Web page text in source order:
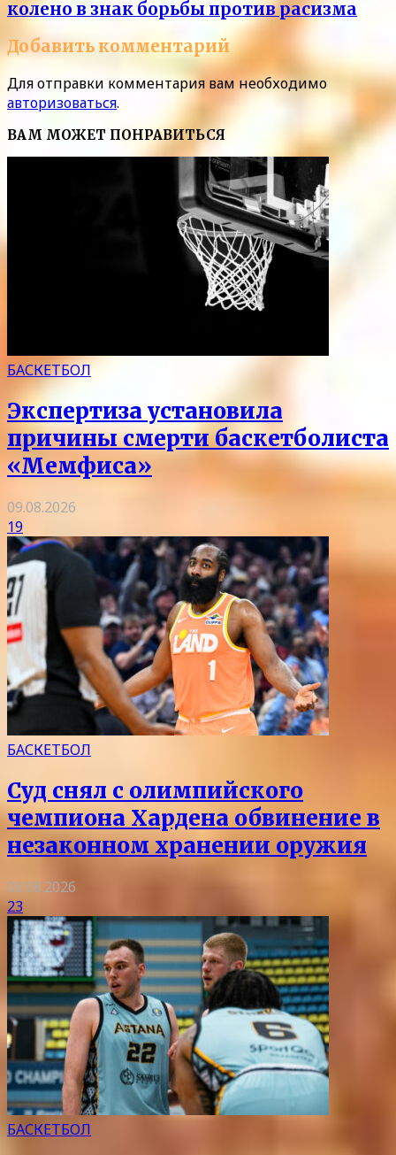
колено в знак борьбы против расизма
Добавить комментарий
Для отправки комментария вам необходимо
авторизоваться.
ВАМ МОЖЕТ ПОНРАВИТЬСЯ
БАСКЕТБОЛ
Экспертиза установила
причины смерти баскетболиста
«Мемфиса»
09.08.2026
19
БАСКЕТБОЛ
Суд снял с олимпийского
чемпиона Хардена обвинение в
незаконном хранении оружия
08.08.2026
23
БАСКЕТБОЛ